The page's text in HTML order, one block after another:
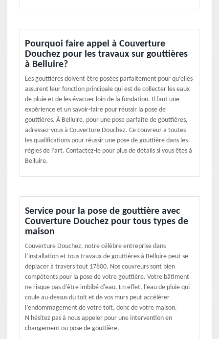
Pourquoi faire appel à Couverture
Douchez pour les travaux sur gouttières
à Belluire?
Les gouttières doivent être posées parfaitement pour qu’elles
assurent leur fonction principale qui est de collecter les eaux
de pluie et de les évacuer loin de la fondation. Il faut une
expérience et un savoir-faire pour réussir la pose de
gouttières. À Belluire, pour une pose parfaite de gouttières,
adressez-vous à Couverture Douchez. Ce couvreur a toutes
les qualifications pour réussir une pose de gouttière dans les
règles de l’art. Contactez-le pour plus de détails si vous êtes à
Belluire.
Service pour la pose de gouttière avec
Couverture Douchez pour tous types de
maison
Couverture Douchez, notre célèbre entreprise dans
l’installation et tous travaux de gouttières à Belluire peut se
déplacer à travers tout 17800. Nos couvreurs sont bien
compétents pour la pose de votre gouttière. Votre bâtiment
ne risque pas d'être imbibé d'eau. En effet, l’eau de pluie qui
coule au-dessus du toit et de vos murs peut accélérer
l’endommagement de votre toit, donc de votre maison.
N'hésitez pas à nous appeler pour une intervention en
changement ou pose de gouttière.